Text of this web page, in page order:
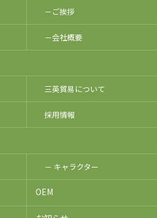
－ご挨拶
－会社概要
三英貿易について
採用情報
－ キャラクター
OEM